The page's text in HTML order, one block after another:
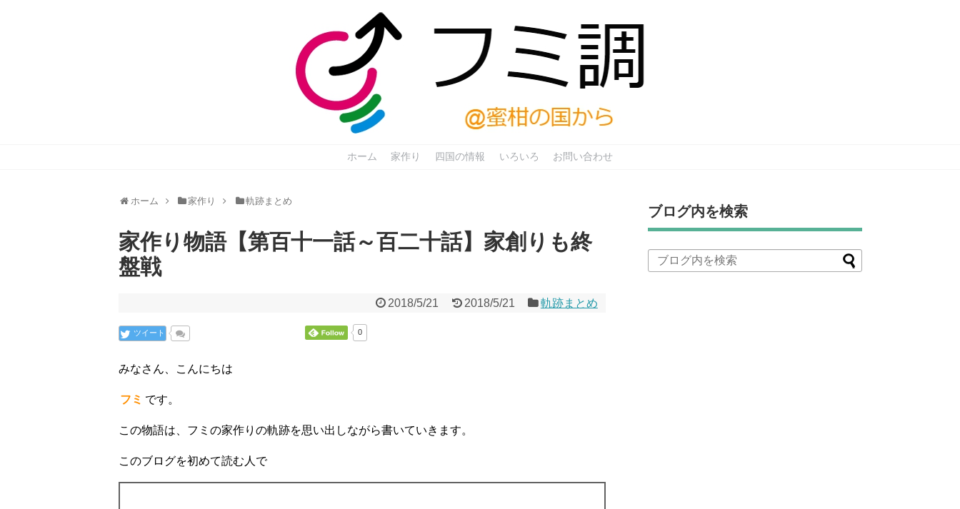
ホーム 家作り 四国の情報 いろいろ お問い合わせ
ホーム 家作り 軌跡まとめ
家作り物語【第百十一話～百二十話】家創りも終
盤戦
2018/5/21 2018/5/21 軌跡まとめ
ツイート 0
みなさん、こんにちは
フミ です。
この物語は、フミの家作りの軌跡を思い出しながら書いていきます。
このブログを初めて読む人で
ブログ内を検索